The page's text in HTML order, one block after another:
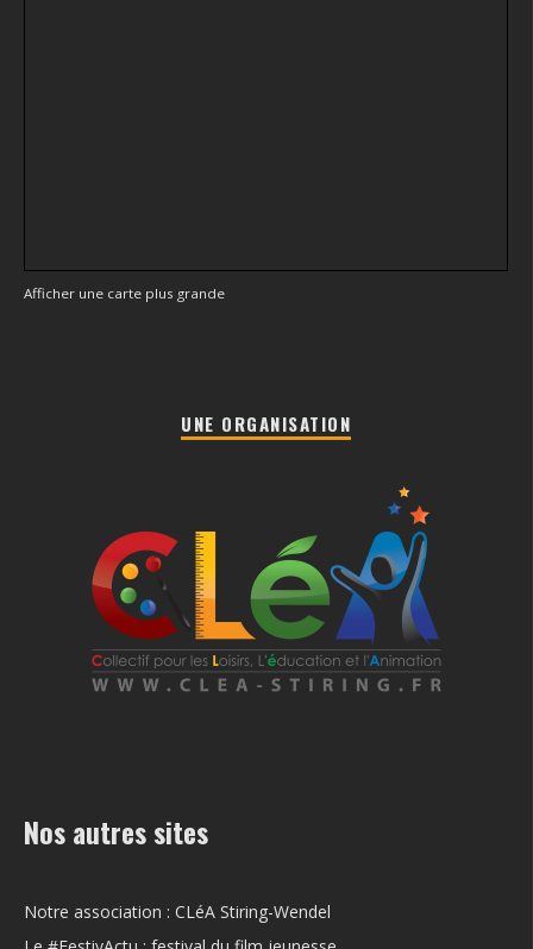
Afficher une carte plus grande
UNE ORGANISATION
Nos autres sites
Notre association : CLéA Stiring-Wendel